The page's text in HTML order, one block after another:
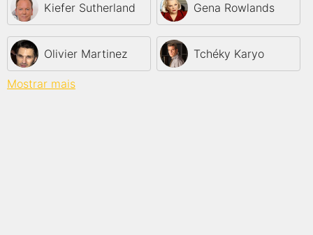
Kiefer Sutherland Gena Rowlands
Olivier Martinez Tchéky Karyo
Mostrar mais